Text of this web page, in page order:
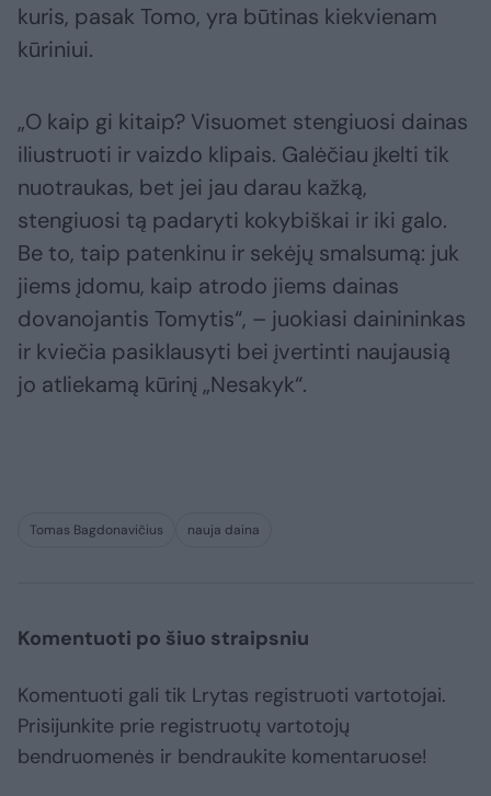
kuris, pasak Tomo, yra būtinas kiekvienam
kūriniui.
„O kaip gi kitaip? Visuomet stengiuosi dainas
iliustruoti ir vaizdo klipais. Galėčiau įkelti tik
nuotraukas, bet jei jau darau kažką,
stengiuosi tą padaryti kokybiškai ir iki galo.
Be to, taip patenkinu ir sekėjų smalsumą: juk
jiems įdomu, kaip atrodo jiems dainas
dovanojantis Tomytis“, – juokiasi dainininkas
ir kviečia pasiklausyti bei įvertinti naujausią
jo atliekamą kūrinį „Nesakyk“.
Tomas Bagdonavičius nauja daina
Komentuoti po šiuo straipsniu
Komentuoti gali tik Lrytas registruoti vartotojai.
Prisijunkite prie registruotų vartotojų
bendruomenės ir bendraukite komentaruose!